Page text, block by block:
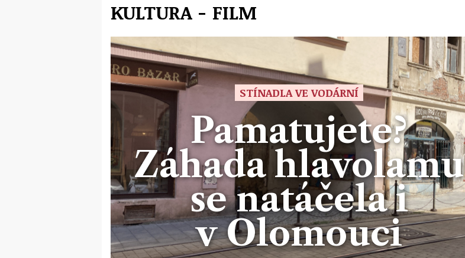
KULTURA - FILM
STÍNADLA VE VODÁRNÍ
Pamatujete?
Záhada hlavolamu
se natáčela i
v Olomouci